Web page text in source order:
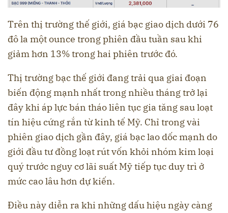
Trên thị trường thế giới, giá bạc giao dịch dưới 76
đô la một ounce trong phiên đầu tuần sau khi
giảm hơn 13% trong hai phiên trước đó.
Thị trường bạc thế giới đang trải qua giai đoạn
biến động mạnh nhất trong nhiều tháng trở lại
đây khi áp lực bán tháo liên tục gia tăng sau loạt
tín hiệu cứng rắn từ kinh tế Mỹ. Chỉ trong vài
phiên giao dịch gần đây, giá bạc lao dốc mạnh do
giới đầu tư đồng loạt rút vốn khỏi nhóm kim loại
quý trước nguy cơ lãi suất Mỹ tiếp tục duy trì ở
mức cao lâu hơn dự kiến.
Điều này diễn ra khi những dấu hiệu ngày càng